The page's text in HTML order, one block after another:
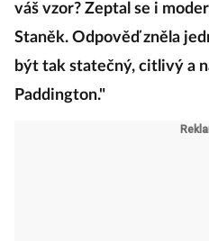
váš vzor? Zeptal se i
Staněk. Odpověď zněla
být tak statečný, citlivý a
Paddington."